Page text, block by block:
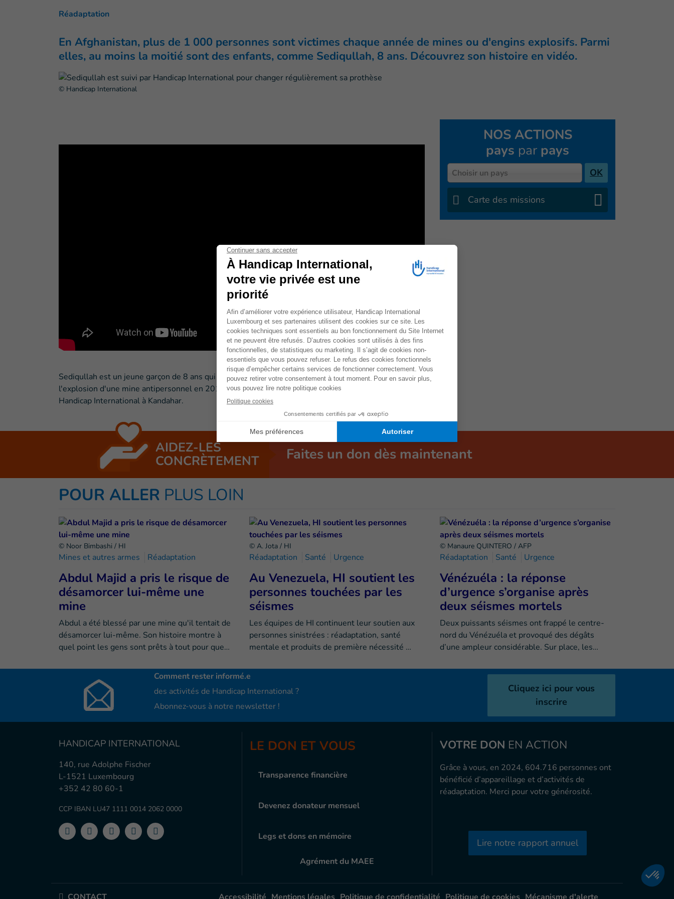
Réadaptation
En Afghanistan, plus de 1 000 personnes sont victimes chaque année de mines ou d'engins explosifs. Parmi
elles, au moins la moitié sont des enfants, comme Sediqullah, 8 ans. Découvrez son histoire en vidéo.
© Handicap International
Sediqullah est un jeune garçon de 8 ans qui a reçu une prothèse après avoir perdu sa jambe dans
l'explosion d'une mine antipersonnel en 2013. Il est venu avec son père au centre de réadaptation de
Handicap International à Kandahar.
NOS ACTIONS
pays par pays
PaysChoisir un pays OK
Carte des missions
AIDEZ-LES
CONCRÈTEMENT Faites un don dès maintenant
POUR ALLER PLUS LOIN
© Noor Bimbashi / HI
Mines et autres armes Réadaptation
Abdul Majid a pris le risque de
désamorcer lui-même une
mine
Abdul a été blessé par une mine qu'il tentait de
désamorcer lui-même. Son histoire montre à
quel point les gens sont prêts à tout pour que…
© A. Jota / HI
Réadaptation Santé Urgence
Au Venezuela, HI soutient les
personnes touchées par les
séismes
Les équipes de HI continuent leur soutien aux
personnes sinistrées : réadaptation, santé
mentale et produits de première nécessité …
© Manaure QUINTERO / AFP
Réadaptation Santé Urgence
Vénézuéla : la réponse
d’urgence s’organise après
deux séismes mortels
Deux puissants séismes ont frappé le centre-
nord du Vénézuéla et provoqué des dégâts
d’une ampleur considérable. Sur place, les…
Comment rester informé.e
des activités de Handicap International ?
Abonnez-vous à notre newsletter !
Cliquez ici pour vous
inscrire
HANDICAP INTERNATIONAL
140, rue Adolphe Fischer
L-1521 Luxembourg
+352 42 80 60-1
CCP IBAN LU47 1111 0014 2062 0000
LE DON ET VOUS
Transparence financière
Devenez donateur mensuel
Legs et dons en mémoire
Agrément du MAEE
VOTRE DON EN ACTION
Grâce à vous, en 2024, 604.716 personnes ont
bénéficié d’appareillage et d’activités de
réadaptation. Merci pour votre générosité.
Lire notre rapport annuel